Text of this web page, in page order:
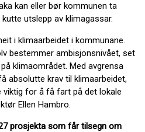
kan eller bør kommunen ta
utslepp av klimagassar.
i klimaarbeidet i kommunane.
bestemmer ambisjonsnivået, set
klimaområdet. Med avgrensa
absolutte krav til klimaarbeidet,
for å få fart på det lokale
Ellen Hambro.
prosjekta som får tilsegn om